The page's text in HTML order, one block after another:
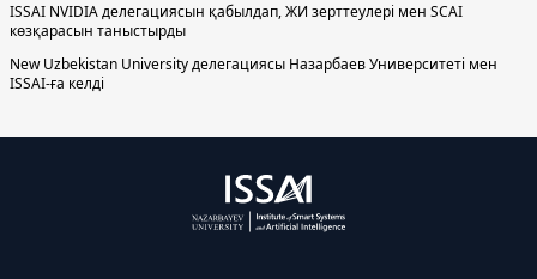
ISSAI NVIDIA делегациясын қабылдап, ЖИ зерттеулері мен SCAI
көзқарасын таныстырды
New Uzbekistan University делегациясы Назарбаев Университеті мен
ISSAI-ға келді